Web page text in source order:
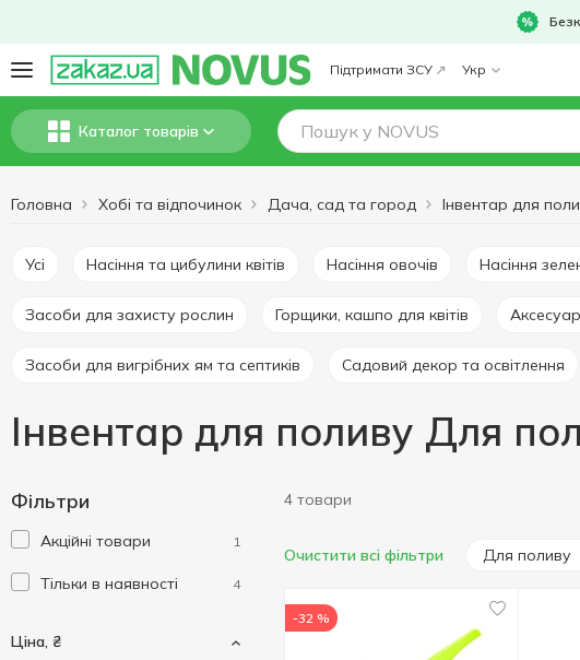
Підтримати ЗСУ Укр
Каталог товарів
Головна Хобі та відпочинок Дача, сад та город Інвентар для
Усі Насіння та цибулини квітів Насіння овочів Насіння
Засоби для захисту рослин Горщики, кашпо для квітів
Засоби для вигрібних ям та септиків Садовий декор та освітлення
Інвентар для поливу Для
Фільтри
Акційні товари 1
Тільки в наявності 4
Ціна, ₴
4 товари
Очистити всі фільтри Для поливу
-32 %